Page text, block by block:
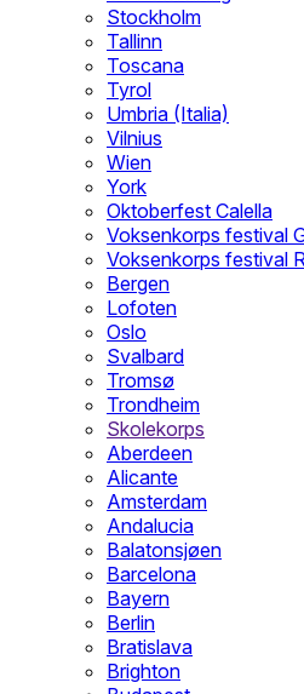
Stockholm
Tallinn
Toscana
Tyrol
Umbria (Italia)
Vilnius
Wien
York
Oktoberfest Calella
Voksenkorps festival
Voksenkorps festival
Bergen
Lofoten
Oslo
Svalbard
Tromsø
Trondheim
Skolekorps
Aberdeen
Alicante
Amsterdam
Andalucia
Balatonsjøen
Barcelona
Bayern
Berlin
Bratislava
Brighton